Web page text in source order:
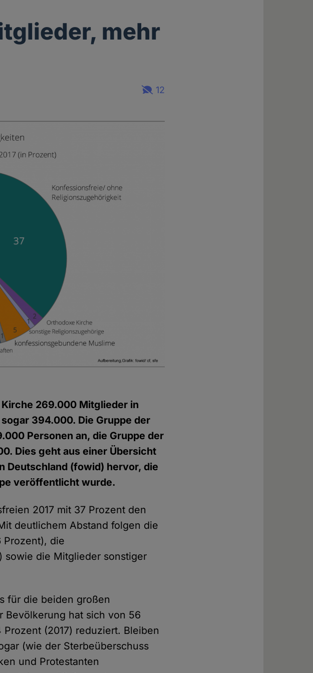
mehr
12
269.000 Mitglieder in
394.000. Die Gruppe der
Personen an, die Gruppe der
Dies geht aus einer Übersicht
Deutschland (fowid) hervor, die
veröffentlicht wurde.
2017 mit 37 Prozent den
deutlichem Abstand folgen die
Prozent), die
sowie die Mitglieder sonstiger
für die beiden großen
Bevölkerung hat sich von 56
(2017) reduziert. Bleiben
(wie der Sterbeüberschuss
und Protestanten